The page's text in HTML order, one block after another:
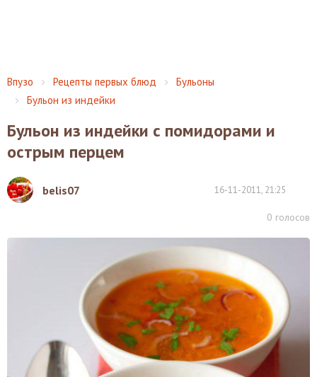
Впузо Рецепты первых блюд
Бульоны
Бульон из индейки
Бульон из индейки с помидорами и
острым перцем
belis07 16-11-2011, 21:25
0 голосов